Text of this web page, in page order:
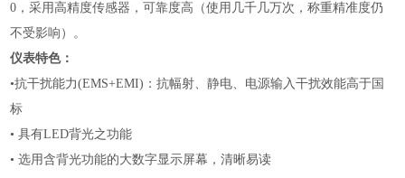
0，采用高精度传感器，可靠度高（使用几千几万次，称重精准度仍
不受影响）。
仪表特色：
•抗干扰能力(EMS+EMI)：抗幅射、静电、电源输入干扰效能高于国
标
• 具有LED背光之功能
• 选用含背光功能的大数字显示屏幕，清晰易读